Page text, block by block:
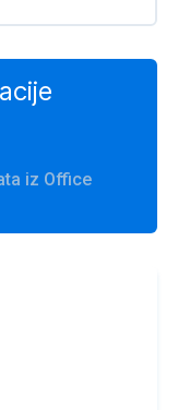
iz Office